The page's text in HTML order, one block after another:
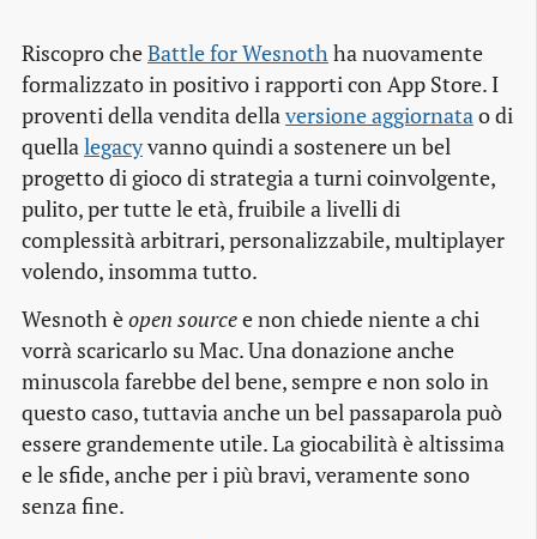
Riscopro cheBattle for Wesnothha nuovamente
formalizzato in positivo i rapporti con App Store. I
proventi della vendita dellaversione aggiornatao di
quellalegacyvanno quindi a sostenere un bel
progetto di gioco di strategia a turni coinvolgente,
pulito, per tutte le età, fruibile a livelli di
complessità arbitrari, personalizzabile, multiplayer
volendo, insomma tutto.
Wesnoth èopen sourcee non chiede niente a chi
vorrà scaricarlo su Mac. Una donazione anche
minuscola farebbe del bene, sempre e non solo in
questo caso, tuttavia anche un bel passaparola può
essere grandemente utile. La giocabilità è altissima
e le sfide, anche per i più bravi, veramente sono
senza fine.